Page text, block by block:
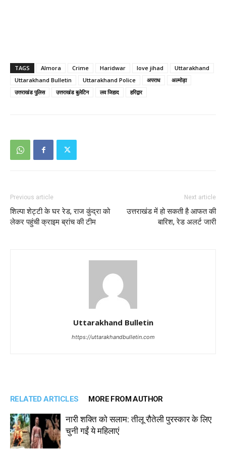
TAGS Almora Crime Haridwar love jihad
Uttarakhand
Uttarakhand Bulletin
Uttarakhand Police अपराध
अल्मोड़ा
उत्तराखंड पुलिस
उत्तराखंड बुलेटिन लव जिहाद हरिद्वार
Previous article
शिल्पा शेट्टी के घर रेड, राज कुंद्रा को
लेकर पहुंची क्राइम ब्रांच की टीम
Next article
उत्तराखंड में हो सकती है आफत की
बारिश, रेड अलर्ट जारी
Uttarakhand Bulletin
https://uttarakhandbulletin.com
RELATED ARTICLES MORE FROM AUTHOR
नारी शक्ति को सलाम: तीलू रौतेली पुरस्कार के लिए
चुनी गईं ये महिलाएं